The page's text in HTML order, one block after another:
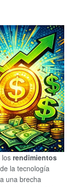
los rendimientos
la tecnología
una brecha